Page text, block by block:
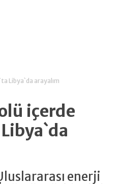
Libya`da arayalım
içerde
enerji